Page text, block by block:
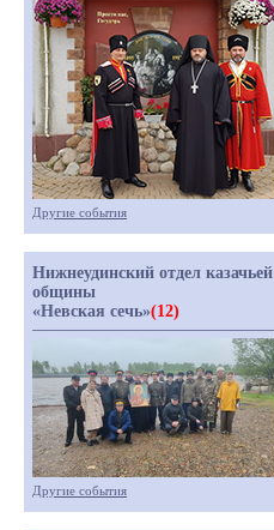
Другие события
Нижнеудинский отдел казачьей
общины
«Невская сечь»(12)
Другие события